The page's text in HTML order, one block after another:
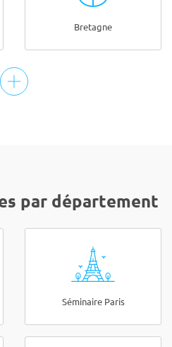
Bretagne
par département
Séminaire Paris